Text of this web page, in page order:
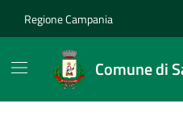
Regione Campania
Comune di